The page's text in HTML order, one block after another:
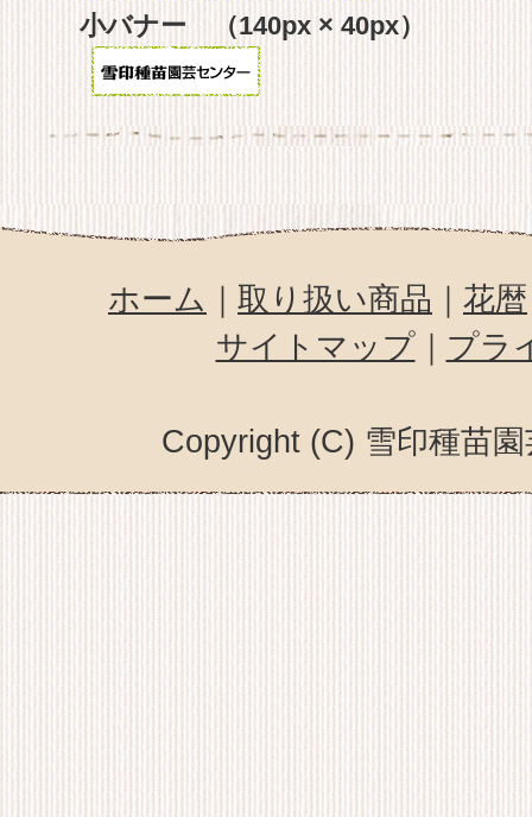
小バナー （140px × 40px）
ホーム 取り扱い商品 花暦
サイトマップ｜ プラ
Copyright (C) 雪印種苗